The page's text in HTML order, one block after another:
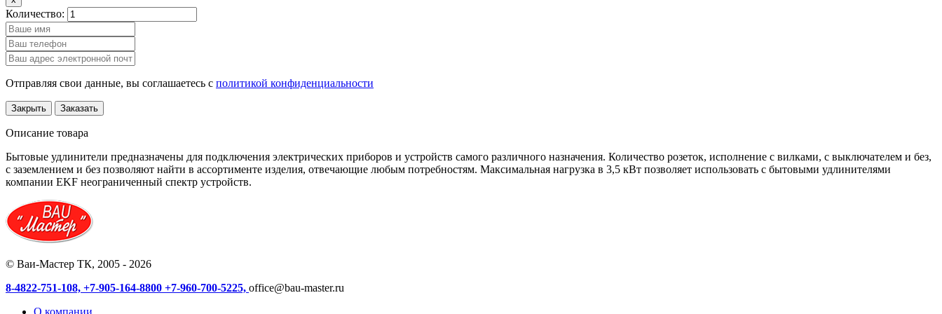
Количество:
Отправляя свои данные, вы соглашаетесь с политикой конфиденциальности
Закрыть Заказать
Описание товара
Бытовые удлинители предназначены для подключения электрических приборов и устройств самого различного назначения. Количество розеток, исполнение с вилками, с выключателем и без,
с заземлением и без позволяют найти в ассортименте изделия, отвечающие любым потребностям. Максимальная нагрузка в 3,5 кВт позволяет использовать с бытовыми удлинителями
компании EKF неограниченный спектр устройств.
© Ваи-Мастер ТК, 2005 - 2026
8-4822-751-108, +7-905-164-8800 +7-960-700-5225, office@bau-master.ru
О компании